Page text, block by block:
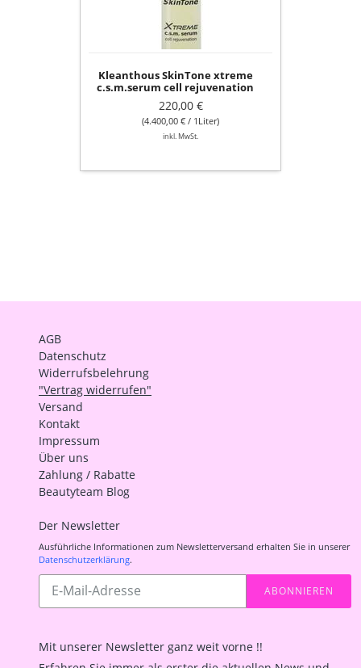
Kleanthous SkinTone xtreme
c.s.m.serum cell rejuvenation
50ml
220,00 €
(4.400,00 € / 1Liter)
inkl. MwSt.
AGB
Datenschutz
Widerrufsbelehrung
"Vertrag widerrufen"
Versand
Kontakt
Impressum
Über uns
Zahlung / Rabatte
Beautyteam Blog
Der Newsletter
Ausführliche Informationen zum Newsletterversand erhalten Sie in unserer
Datenschutzerklärung.
Abonnieren
unsere
ABONNIEREN
Mit unserer Newsletter ganz weit vorne !!